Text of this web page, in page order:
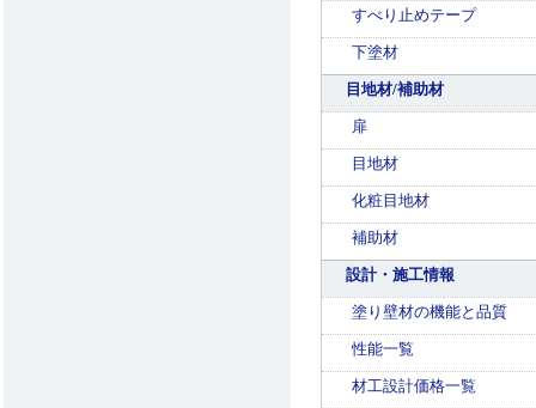
すべり止めテープ
下塗材
目地材/補助材
扉
目地材
化粧目地材
補助材
設計・施工情報
塗り壁材の機能と品質
性能一覧
材工設計価格一覧